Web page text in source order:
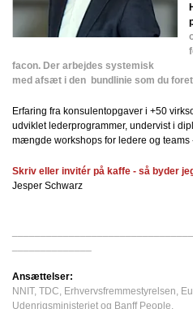
facon. Der arbejdes systemisk
med afsæt i den bundlinie som du
Erfaring fra konsulentopgaver i +50
udviklet lederprogrammer, undervist i
mængde workshops for ledere og teams
Skriv eller invitér på kaffe - så byder
Jesper Schwarz
Ansættelser:
NNIT, TDC, Erhvervsfremmestyrelsen,
Udenrigsministeriet og Banff People,